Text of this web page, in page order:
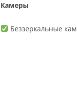
Камеры
Беззеркальные